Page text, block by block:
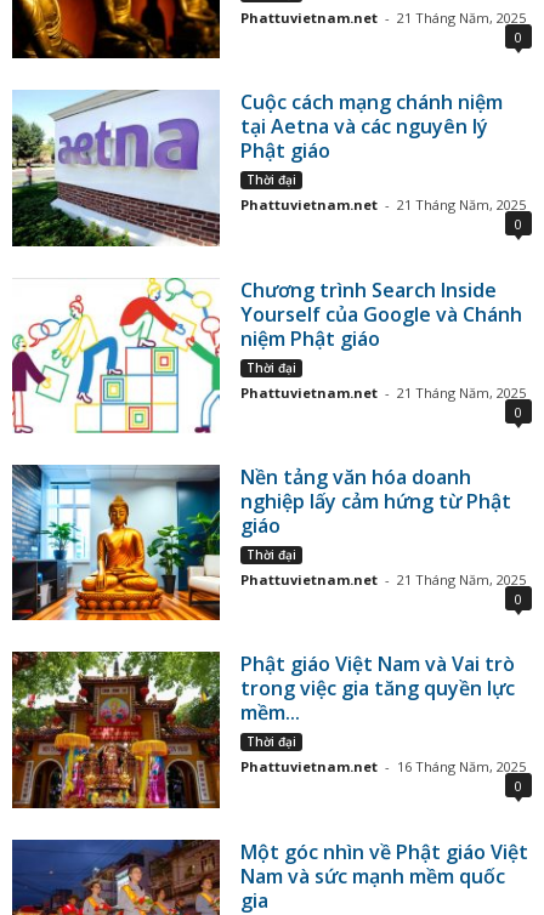
Phattuvietnam.net - 21 Tháng Năm, 2025
0
Cuộc cách mạng chánh niệm
tại Aetna và các nguyên lý
Phật giáo
Thời đại
Phattuvietnam.net - 21 Tháng Năm, 2025
0
Chương trình Search Inside
Yourself của Google và Chánh
niệm Phật giáo
Thời đại
Phattuvietnam.net - 21 Tháng Năm, 2025
0
Nền tảng văn hóa doanh
nghiệp lấy cảm hứng từ Phật
giáo
Thời đại
Phattuvietnam.net - 21 Tháng Năm, 2025
0
Phật giáo Việt Nam và Vai trò
trong việc gia tăng quyền lực
mềm...
Thời đại
Phattuvietnam.net - 16 Tháng Năm, 2025
0
Một góc nhìn về Phật giáo Việt
Nam và sức mạnh mềm quốc
gia